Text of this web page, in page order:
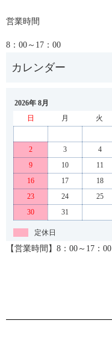
営業時間
8：00～17：00
2026年 8月
日
月 火
2
3 4
9
10 11
16
17 18
23
24 25
30
31
定休日
【営業時間】8：00～17：00